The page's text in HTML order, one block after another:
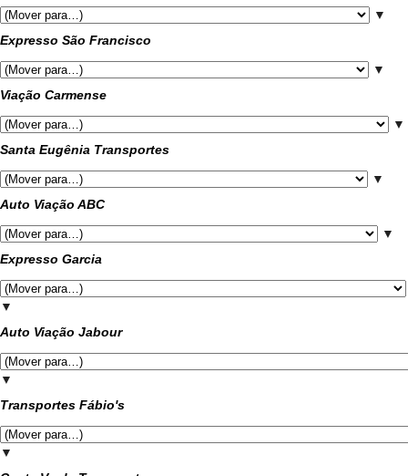
▼
Expresso São Francisco
▼
Viação Carmense
▼
Santa Eugênia Transportes
▼
Auto Viação ABC
▼
Expresso Garcia
▼
Auto Viação Jabour
▼
Transportes Fábio's
▼